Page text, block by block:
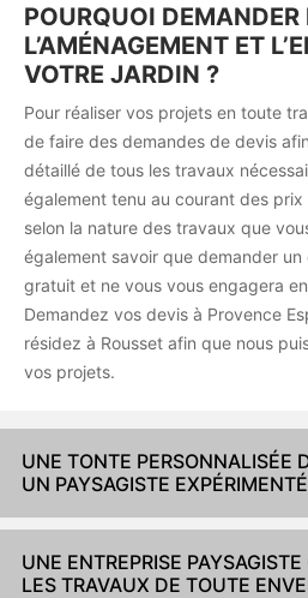
POURQUOI DEMANDER
L’AMÉNAGEMENT ET
VOTRE JARDIN ?
Pour réaliser vos projets en toute
de faire des demandes de devis
détaillé de tous les travaux
également tenu au courant des
selon la nature des travaux que
également savoir que demander
gratuit et ne vous vous engagera
Demandez vos devis à Provence
résidez à Rousset afin que nous
vos projets.
UNE TONTE PERSONNALISÉE
UN PAYSAGISTE EXPÉRIMENTÉ
UNE ENTREPRISE
LES TRAVAUX DE TOUTE